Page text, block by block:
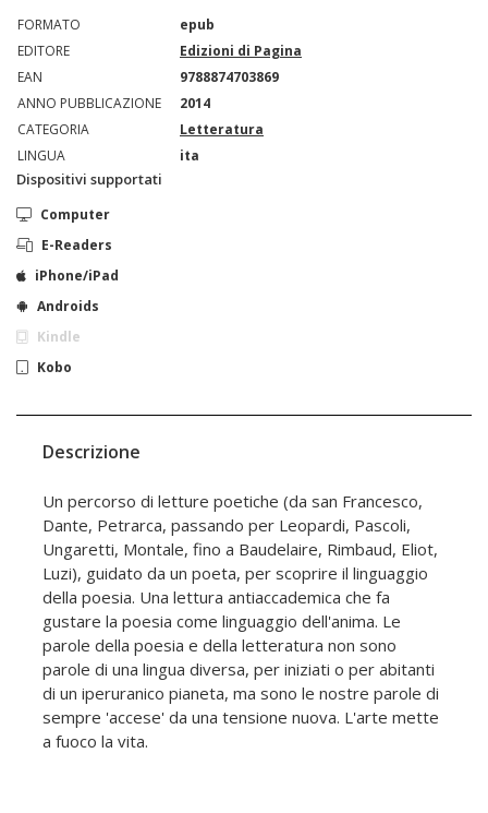
FORMATO
epub
EDITORE
Edizioni di Pagina
EAN
9788874703869
ANNO PUBBLICAZIONE
2014
CATEGORIA
Letteratura
LINGUA
ita
Dispositivi supportati
Computer
E-Readers
iPhone/iPad
Androids
Kindle
Kobo
Descrizione
Un percorso di letture poetiche (da san Francesco,
Dante, Petrarca, passando per Leopardi, Pascoli,
Ungaretti, Montale, fino a Baudelaire, Rimbaud, Eliot,
Luzi), guidato da un poeta, per scoprire il linguaggio
della poesia. Una lettura antiaccademica che fa
gustare la poesia come linguaggio dell'anima. Le
parole della poesia e della letteratura non sono
parole di una lingua diversa, per iniziati o per abitanti
di un iperuranico pianeta, ma sono le nostre parole di
sempre 'accese' da una tensione nuova. L'arte mette
a fuoco la vita.